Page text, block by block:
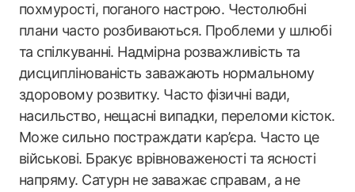
похмурості, поганого настрою. Честолюбні
плани часто розбиваються. Проблеми у шлюбі
та спілкуванні. Надмірна розважливість та
дисциплінованість заважають нормальному
здоровому розвитку. Часто фізичні вади,
насильство, нещасні випадки, переломи кісток.
Може сильно постраждати кар’єра. Часто це
військові. Бракує врівноваженості та ясності
напряму. Сатурн не заважає справам, а не